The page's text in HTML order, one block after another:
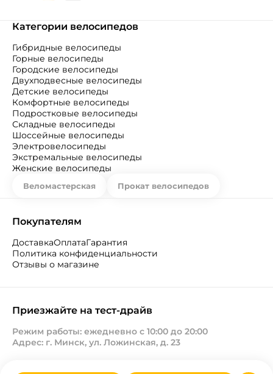
Категории велосипедов
Гибридные велосипеды
Горные велосипеды
Городские велосипеды
Двухподвесные велосипеды
Детские велосипеды
Комфортные велосипеды
Подростковые велосипеды
Складные велосипеды
Шоссейные велосипеды
Электровелосипеды
Экстремальные велосипеды
Женские велосипеды
Веломастерская Прокат велосипедов
Покупателям
ДоставкаОплатаГарантия
Политика конфиденциальности
Отзывы о магазине
Приезжайте на тест-драйв
Режим работы: ежедневно с 10:00 до 20:00
Адрес: г. Минск, ул. Ложинская, д. 23